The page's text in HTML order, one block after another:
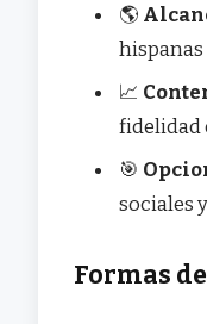
🌎
hispanas
📈
fidelidad
🎯
sociales
Formas